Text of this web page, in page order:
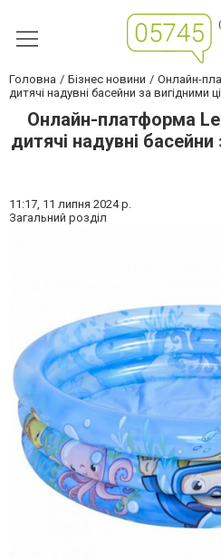
Головна Бізнес новини
Онлайн-
дитячі надувні басейни за вигідними
Онлайн-платформа
дитячі надувні
11:17, 11 липня 2024 р.
Загальний розділ